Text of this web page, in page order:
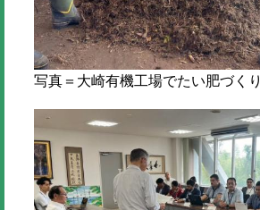
写真＝大崎有機工場でたい肥づくり